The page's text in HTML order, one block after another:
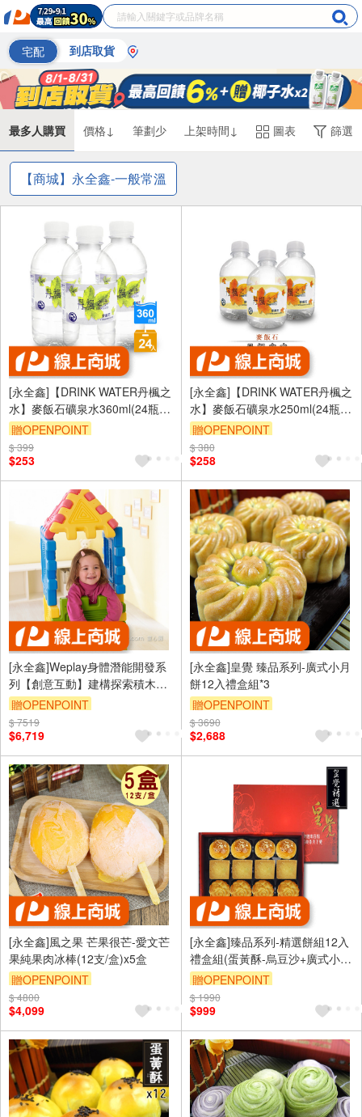
宅配 到店取貨
最多人購買 價格↓ 筆劃少 上架時間↓ 圖表 篩選
【商城】永全鑫-一般常溫
[永全鑫]【DRINK WATER丹楓之
水】麥飯石礦泉水360ml(24瓶/
箱)
贈OPENPOINT
$ 399
$253
[永全鑫]【DRINK WATER丹楓之
水】麥飯石礦泉水250ml(24瓶/
箱)
贈OPENPOINT
$ 380
$258
[永全鑫]Weplay身體潛能開發系
列【創意互動】建構探索積木
ATG-KT1003
贈OPENPOINT
$ 7519
$6,719
[永全鑫]皇覺 臻品系列-廣式小月
餅12入禮盒組*3
贈OPENPOINT
$ 3690
$2,688
[永全鑫]風之果 芒果很芒-愛文芒
果純果肉冰棒(12支/盒)x5盒
贈OPENPOINT
$ 4800
$4,099
[永全鑫]臻品系列-精選餅組12入
禮盒組(蛋黃酥-烏豆沙+廣式小月
餅+土鳳梨酥)
贈OPENPOINT
$ 1990
$999